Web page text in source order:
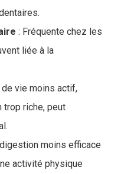
: Fréquente chez les
liée à la
de vie moins actif,
trop riche, peut
moins efficace
activité physique